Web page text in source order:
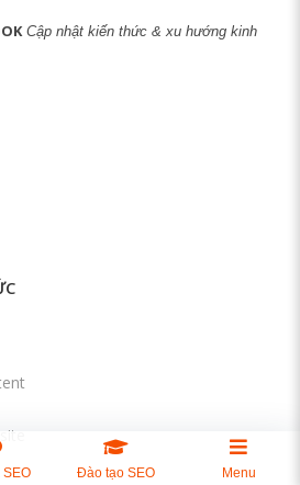
Cập nhật kiến thức & xu hướng kinh
SEO Đào tạo SEO Menu